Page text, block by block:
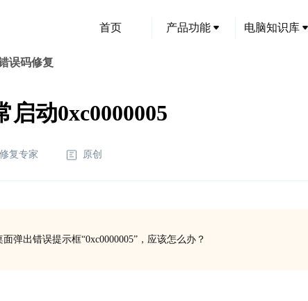
首页 产品功能 电脑知识库
误码修复
动0xc0000005
复专家 原创
弹出错误提示框“0xc0000005”，应该怎么办？